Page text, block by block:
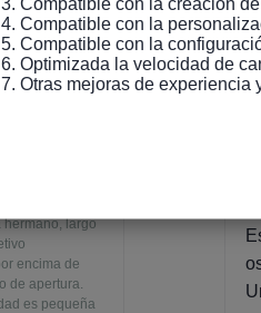
4. Compatible con la
5. Compatible con la
6. Optimizada la velocidad de
7. Otras mejoras de experiencia